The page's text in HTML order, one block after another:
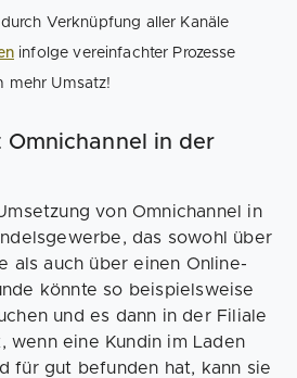
Verknüpfung aller Kanäle
infolge vereinfachter Prozesse
mehr Umsatz!
in der
von Omnichannel in
das sowohl über
als auch über einen Online-
könnte so beispielsweise
und es dann in der Filiale
wenn eine Kundin im Laden
für gut befunden hat, kann sie